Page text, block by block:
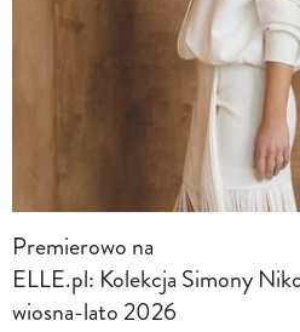
Premierowo na
ELLE.pl: Kolekcja Simony
wiosna-lato 2026